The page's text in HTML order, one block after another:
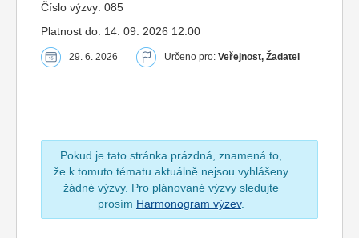
Číslo výzvy: 085
Platnost do: 14. 09. 2026 12:00
29. 6. 2026 Určeno pro: Veřejnost, Žadatel
Pokud je tato stránka prázdná, znamená to,
že k tomuto tématu aktuálně nejsou vyhlášeny
žádné výzvy. Pro plánované výzvy sledujte
prosím Harmonogram výzev.